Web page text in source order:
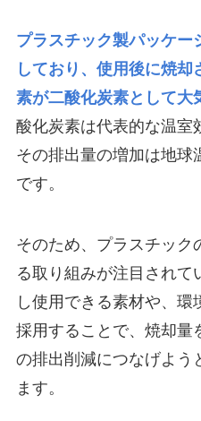
プラスチック製パッケー
しており、使用後に焼
素が二酸化炭素として大
酸化炭素は代表的な温室
その排出量の増加は地球
です。
そのため、プラスチック
る取り組みが注目されて
し使用できる素材や、
採用することで、焼却量
の排出削減につなげよう
ます。